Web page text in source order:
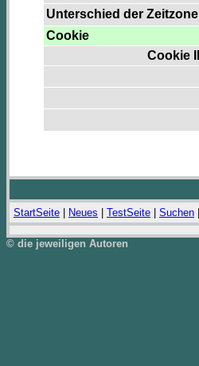
Unterschied der
Cookie
Cookie
StartSeite Neues TestSeite Suchen
© die jeweiligen Autoren